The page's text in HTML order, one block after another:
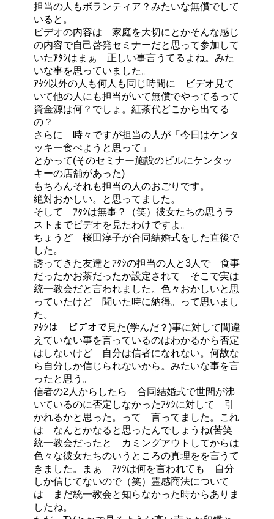
担当の人もボランティア？みたいな無償でして
いると。
ビデオの内容は 家庭を大切にとかそんな感じ
の内容で自己啓発セミナーだと思って参加して
いたｱﾀｼはまぁ 正しい事言うてるよね。みた
いな事を思っていました。
ｱﾀｼ以外の人も何人も同じ時間に ビデオ見て
いて他の人にも担当がいて無償でやってるって
資金源は何？でしょ。紅茶代どこから出てる
の？
さらに 時々ですが担当の人が「今日はケンタ
ッキー食べようと思って」
とかって(そのセミナー施設のビルにケンタッ
キーの店舗があった)
もちろんそれも担当の人のおごりです。
絶対おかしい。と思ってました。
そして ｱﾀｼは無事？（笑）彼女たちの思うラ
ストまでビデオを見たわけですよ。
ちょうど 桜田淳子が合同結婚式をした直後で
した。
誘ってきた友達とｱﾀｼの担当の人と3人で 食事
だったかお茶だったか設定されて そこで実は
統一教会だと言われました。色々おかしいと思
っていたけど 聞いた時に納得。って思いまし
た。
ｱﾀｼは ビデオで見た(学んだ？)事に対して間違
えていない事を言っているのはわかるから否定
はしないけど 自分は信者になれない。何故な
ら自分しか信じられないから。みたいな事を言
ったと思う。
信者の2人からしたら 合同結婚式で世間が沸
いているのに否定しなかったｱﾀｼに対して 引
かれるかと思った。って 言ってました。これ
は なんとかなると思ったんでしょうね(苦笑
統一教会だったと カミングアウトしてからは
色々な彼女たちのいうところの真理をを言うて
きました。まぁ ｱﾀｼは何を言われても 自分
しか信じてないので（笑）霊感商法について
は まだ統一教会と知らなかった時からありま
したね。